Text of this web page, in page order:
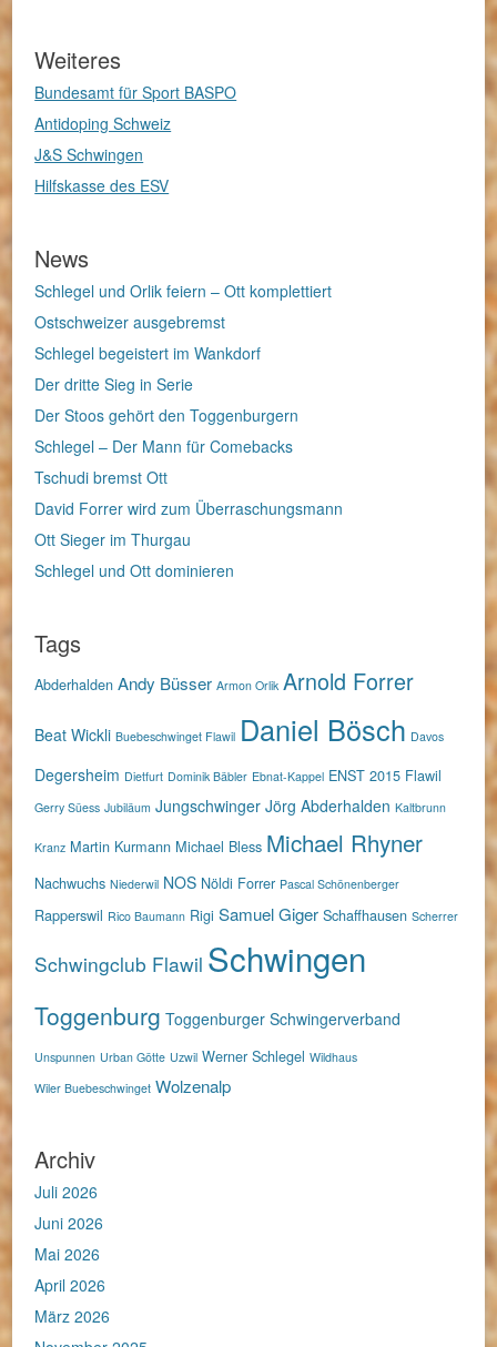
Weiteres
Bundesamt für Sport BASPO
Antidoping Schweiz
J&S Schwingen
Hilfskasse des ESV
News
Schlegel und Orlik feiern – Ott komplettiert
Ostschweizer ausgebremst
Schlegel begeistert im Wankdorf
Der dritte Sieg in Serie
Der Stoos gehört den Toggenburgern
Schlegel – Der Mann für Comebacks
Tschudi bremst Ott
David Forrer wird zum Überraschungsmann
Ott Sieger im Thurgau
Schlegel und Ott dominieren
Tags
Abderhalden Andy Büsser Armon Orlik Arnold Forrer
Beat Wickli Buebeschwinget Flawil Daniel Bösch Davos
Degersheim Dietfurt Dominik Bäbler Ebnat-Kappel ENST 2015 Flawil
Gerry Süess Jubiläum Jungschwinger Jörg Abderhalden Kaltbrunn
Kranz Martin Kurmann Michael Bless Michael Rhyner
Nachwuchs Niederwil NOS Nöldi Forrer Pascal Schönenberger
Rapperswil Rico Baumann Rigi Samuel Giger Schaffhausen Scherrer
Schwingclub Flawil Schwingen
Toggenburg Toggenburger Schwingerverband
Unspunnen Urban Götte Uzwil Werner Schlegel Wildhaus
Wiler Buebeschwinget Wolzenalp
Archiv
Juli 2026
Juni 2026
Mai 2026
April 2026
März 2026